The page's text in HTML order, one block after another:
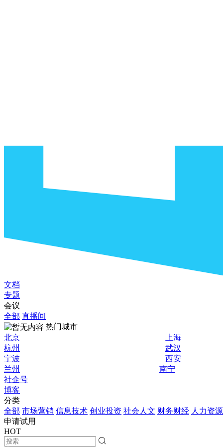
文档
专题
会议
全部 直播间
热门城市
北京
上海
杭州
武汉
宁波
西安
兰州
南宁
社企号
博客
分类
全部 市场营销 信息技术 创业投资 社会人文 财务财经 人力资源
申请试用
HOT